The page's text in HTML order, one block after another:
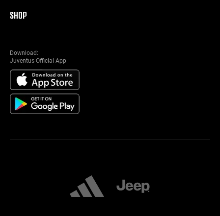
SHOP
Download:
Juventus Official App